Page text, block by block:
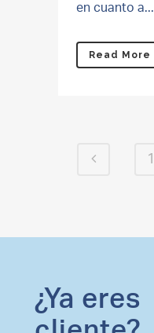
en cuanto a...
Read More
1
¿Ya eres